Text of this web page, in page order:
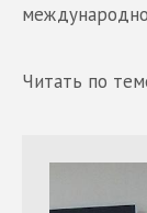
Читать по